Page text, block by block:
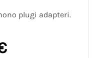
plugi adapteri.